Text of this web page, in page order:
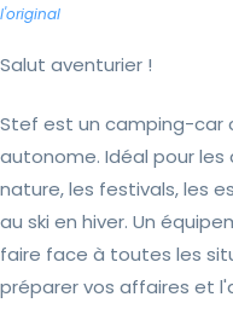
l'original
Salut aventurier !
Stef est un camping-
autonome. Idéal pour les
nature, les festivals, les
au ski en hiver. Un
faire face à toutes les
préparer vos affaires et